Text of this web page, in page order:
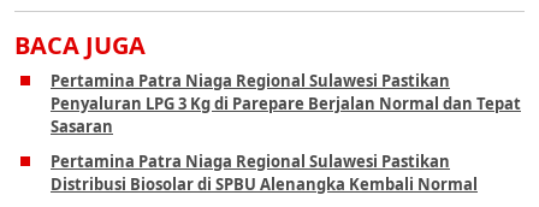
BACA JUGA
Pertamina Patra Niaga Regional Sulawesi Pastikan
Penyaluran LPG 3 Kg di Parepare Berjalan Normal dan Tepat
Sasaran
Pertamina Patra Niaga Regional Sulawesi Pastikan
Distribusi Biosolar di SPBU Alenangka Kembali Normal